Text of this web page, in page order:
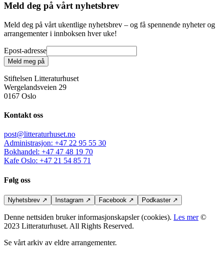
Meld deg på vårt nyhetsbrev
Meld deg på vårt ukentlige nyhetsbrev – og få spennende nyheter og
arrangementer i innboksen hver uke!
Epost-adresse
Meld meg på
Stiftelsen Litteraturhuset
Wergelandsveien 29
0167 Oslo
Kontakt oss
post@litteraturhuset.no
Administrasjon: +47 22 95 55 30
Bokhandel: +47 47 48 19 70
Kafe Oslo: +47 21 54 85 71
Følg oss
Nyhetsbrev ↗ Instagram ↗ Facebook ↗ Podkaster↗
Denne nettsiden bruker informasjonskapsler (cookies). Les mer©
2023 Litteraturhuset. All Rights Reserved.
Se vårt arkiv av eldre arrangementer.